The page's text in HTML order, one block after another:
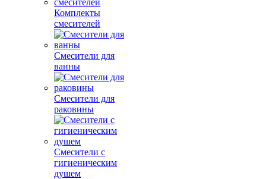
Комплекты
смесителей
Смесители для
ванны
Смесители для
раковины
Смесители с
гигиеническим
душем